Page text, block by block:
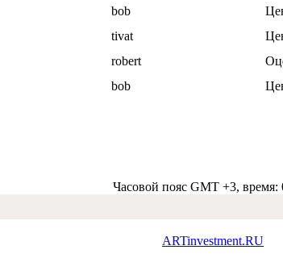
bob
tivat
robert
bob
Часовой пояс GMT +3, время:
ARTinvestment.RU